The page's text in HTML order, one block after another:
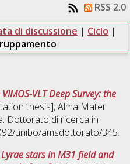
RSS 2.0
di discussione | Ciclo |
VIMOS-VLT Deep Survey: the
thesis], Alma Mater
Dottorato di ricerca in
unibo/amsdottorato/345.
Lyrae stars in M31 field and